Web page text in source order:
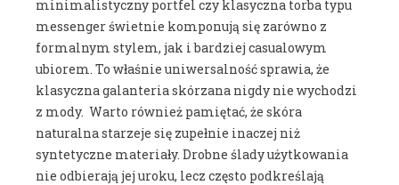
minimalistyczny portfel czy klasyczna torba typu
messenger świetnie komponują się zarówno z
formalnym stylem, jak i bardziej casualowym
ubiorem. To właśnie uniwersalność sprawia, że
klasyczna galanteria skórzana nigdy nie wychodzi
z mody. Warto również pamiętać, że skóra
naturalna starzeje się zupełnie inaczej niż
syntetyczne materiały. Drobne ślady użytkowania
nie odbierają jej uroku, lecz często podkreślają